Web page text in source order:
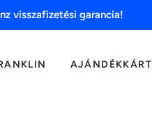
visszafizetési garancia!